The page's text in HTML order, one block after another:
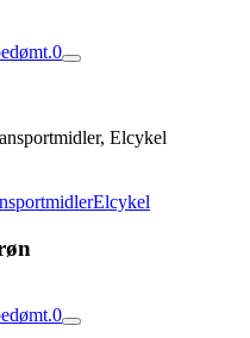
0
Elcykel
Elcykel
0